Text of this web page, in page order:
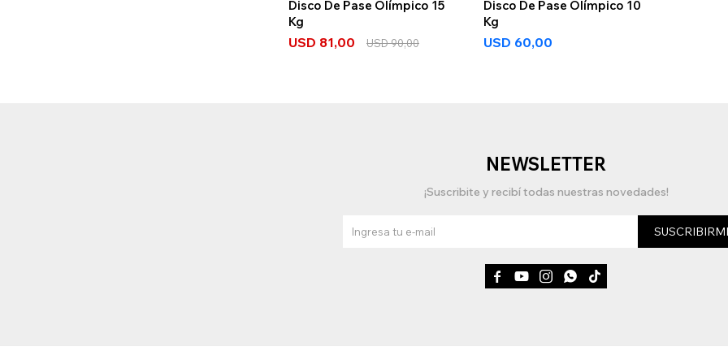
Disco De Pase Olímpico 15
Kg
USD 81,00 USD90,00
Disco De Pase Olímpico 10
Kg
USD 60,00
NEWSLETTER
¡Suscribite y recibí todas nuestras novedades!
    